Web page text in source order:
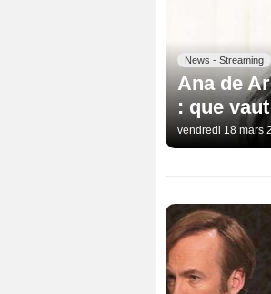
News - Streaming
Ana de
: que
vendredi 18 mars